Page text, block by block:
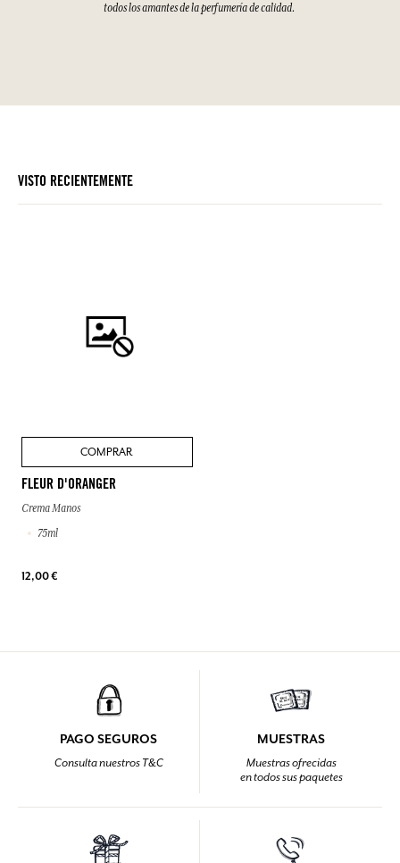
todos los amantes de la perfumería de calidad.
VISTO RECIENTEMENTE
COMPRAR
FLEUR D'ORANGER
Crema Manos
75ml
12,00 €
PAGO SEGUROS
Consulta nuestros T&C
MUESTRAS
Muestras ofrecidas
en todos sus paquetes